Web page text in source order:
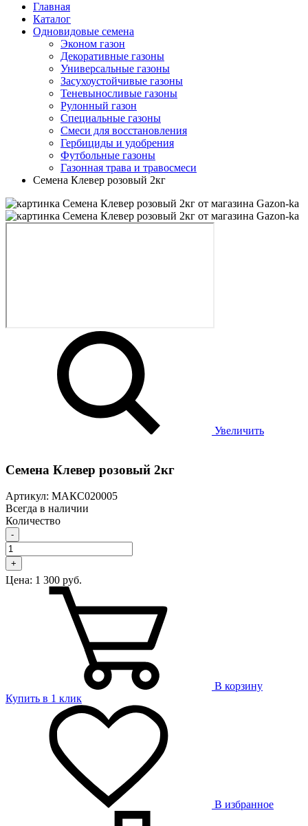
Главная
Каталог
Одновидовые семена
Эконом газон
Декоративные газоны
Универсальные газоны
Засухоустойчивые газоны
Теневыносливые газоны
Рулонный газон
Специальные газоны
Смеси для восстановления
Гербициды и удобрения
Футбольные газоны
Газонная трава и травосмеси
Семена Клевер розовый 2кг
Увеличить
Семена Клевер розовый 2кг
Артикул: МАКС020005
Всегда в наличии
Количество
-
+
Цена: 1 300 руб.
В корзину
Купить в 1 клик
В избранное